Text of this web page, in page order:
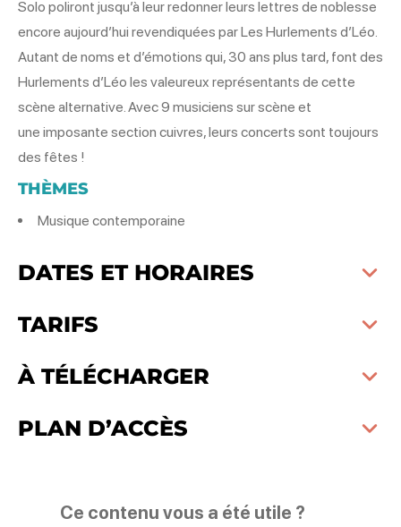
Solo poliront jusqu’à leur redonner leurs lettres de noblesse
encore aujourd’hui revendiquées par Les Hurlements d’Léo.
Autant de noms et d’émotions qui, 30 ans plus tard, font des
Hurlements d’Léo les valeureux représentants de cette
scène alternative. Avec 9 musiciens sur scène et
une imposante section cuivres, leurs concerts sont toujours
des fêtes !
THÈMES
Musique contemporaine
DATES ET HORAIRES
TARIFS
À TÉLÉCHARGER
PLAN D’ACCÈS
Ce contenu vous a été utile ?